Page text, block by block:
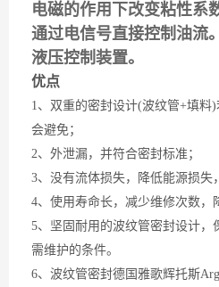
电磁的作用下改变粘性系
通过电信号直接控制油流
液压控制装置。
优点
1、双重的密封设计(波纹管+填料
会避免；
2、外泄漏，并符合密封标准；
3、没有流体损失，降低能源损失
4、使用寿命长，减少维修次数，
5、坚固耐用的波纹管密封设计，
需维护的条件。
6、波纹管密封德国雅歌辉托斯